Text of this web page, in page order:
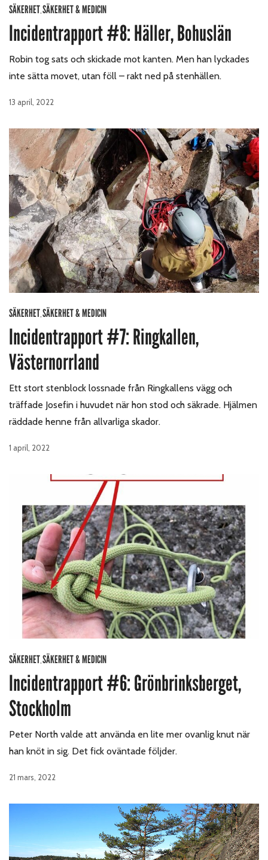
SÄKERHET,SÄKERHET & MEDICIN
Incidentrapport #8: Häller, Bohuslän
Robin tog sats och skickade mot kanten. Men han lyckades
inte sätta movet, utan föll – rakt ned på stenhällen.
13 april, 2022
SÄKERHET,SÄKERHET & MEDICIN
Incidentrapport #7: Ringkallen,
Västernorrland
Ett stort stenblock lossnade från Ringkallens vägg och
träffade Josefin i huvudet när hon stod och säkrade. Hjälmen
räddade henne från allvarliga skador.
1 april, 2022
SÄKERHET,SÄKERHET & MEDICIN
Incidentrapport #6: Grönbrinksberget,
Stockholm
Peter North valde att använda en lite mer ovanlig knut när
han knöt in sig. Det fick oväntade följder.
21 mars, 2022